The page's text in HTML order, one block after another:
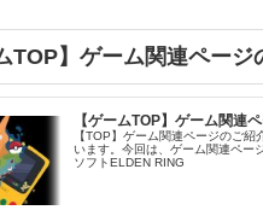
TOP】ゲーム関連ページ
【ゲームTOP】ゲーム関連
【TOP】ゲーム関連ページのご
います。今回は、ゲーム関連ペー
ソフトELDEN RING